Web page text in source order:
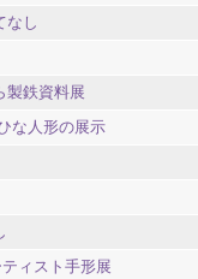
なし
製鉄資料展
な人形の展示
ィスト手形展